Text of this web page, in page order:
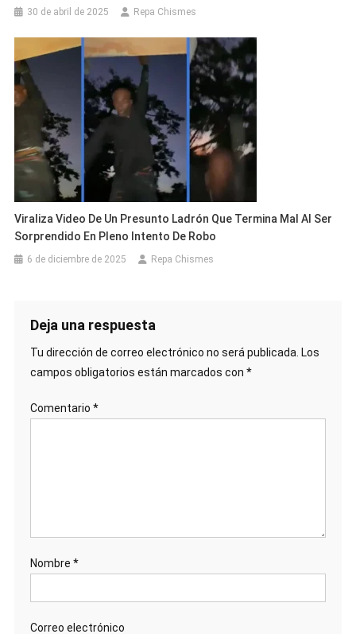
30 de abril de 2025 Repa Chismes
Viraliza Video De Un Presunto Ladrón Que Termina Mal Al Ser
Sorprendido En Pleno Intento De Robo
6 de diciembre de 2025 Repa Chismes
Deja una respuesta
Tu dirección de correo electrónico no será publicada. Los
campos obligatorios están marcados con *
Comentario *
Nombre *
Correo electrónico